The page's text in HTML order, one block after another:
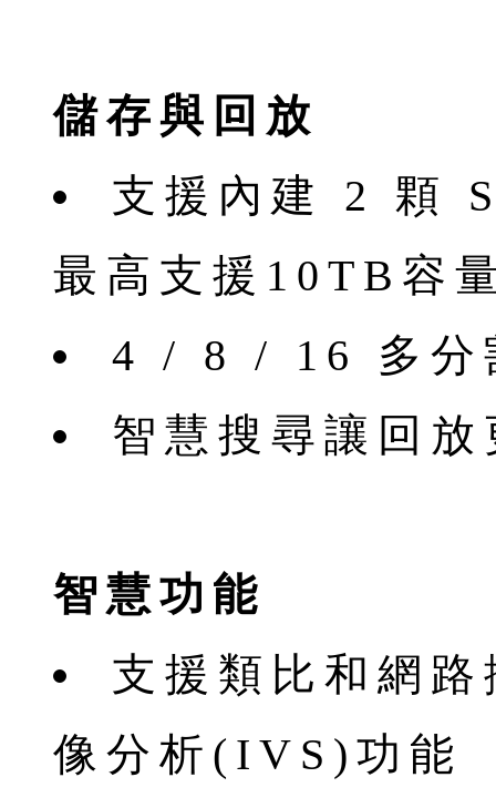
儲存與回放
支援內建 2 顆
最高支援10TB容
4 / 8 / 16 多分
智慧搜尋讓回
智慧功能
支援類比和網
像分析(IVS)功能